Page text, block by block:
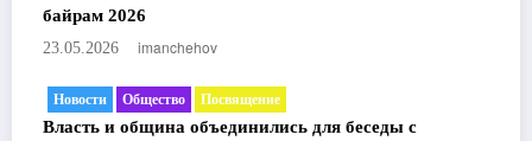
байрам 2026
23.05.2026 imanchehov
Новости Общество Посвящение
Власть и община объединились для беседы с